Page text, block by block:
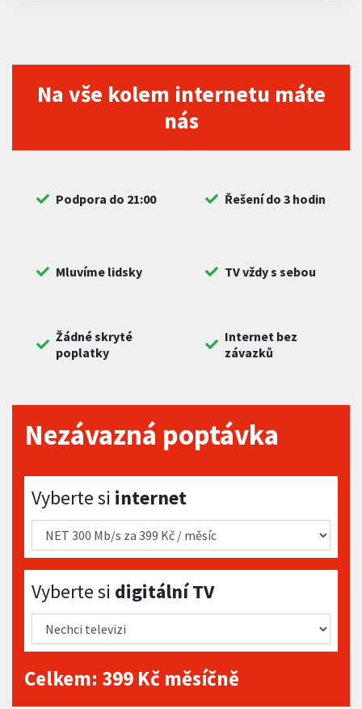
Na vše kolem internetu máte
nás
Podpora do 21:00 Řešení do 3 hodin
Mluvíme lidsky TV vždy s sebou
Žádné skryté
poplatky
Internet bez
závazků
Nezávazná poptávka
Vyberte si internet
Vyberte si internet
Vyberte si digitální TV
Vyberte si digitální TV
Celkem: 399 Kč měsíčně